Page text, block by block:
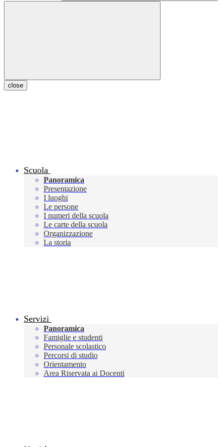
close
Scuola
Panoramica
Presentazione
I luoghi
Le persone
I numeri della scuola
Le carte della scuola
Organizzazione
La storia
Servizi
Panoramica
Famiglie e studenti
Personale scolastico
Percorsi di studio
Orientamento
Area Riservata ai Docenti